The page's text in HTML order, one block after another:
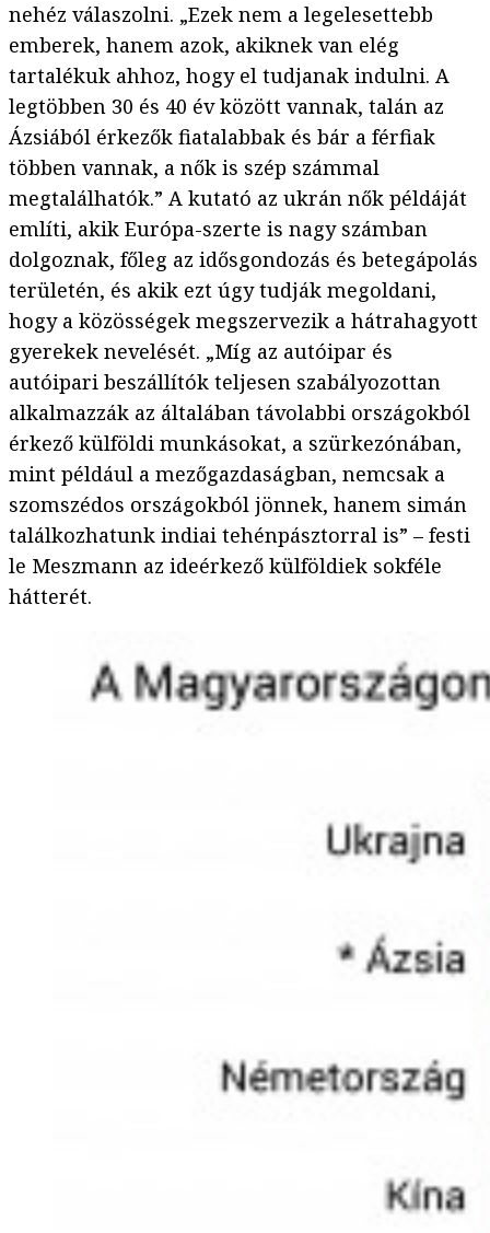
nehéz válaszolni. „Ezek nem a legelesettebb
emberek, hanem azok, akiknek van elég
tartalékuk ahhoz, hogy el tudjanak indulni. A
legtöbben 30 és 40 év között vannak, talán az
Ázsiából érkezők fiatalabbak és bár a férfiak
többen vannak, a nők is szép számmal
megtalálhatók.” A kutató az ukrán nők példáját
említi, akik Európa-szerte is nagy számban
dolgoznak, főleg az idősgondozás és betegápolás
területén, és akik ezt úgy tudják megoldani,
hogy a közösségek megszervezik a hátrahagyott
gyerekek nevelését. „Míg az autóipar és
autóipari beszállítók teljesen szabályozottan
alkalmazzák az általában távolabbi országokból
érkező külföldi munkásokat, a szürkezónában,
mint például a mezőgazdaságban, nemcsak a
szomszédos országokból jönnek, hanem simán
találkozhatunk indiai tehénpásztorral is” – festi
le Meszmann az ideérkező külföldiek sokféle
hátterét.